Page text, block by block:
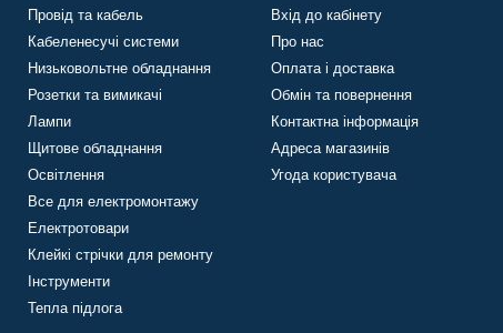
Провід та кабель
Кабеленесучі системи
Низьковольтне обладнання
Розетки та вимикачі
Лампи
Щитове обладнання
Освітлення
Все для електромонтажу
Електротовари
Клейкі стрічки для ремонту
Інструменти
Тепла підлога
Вхід до кабінету
Про нас
Оплата і доставка
Обмін та повернення
Контактна інформація
Адреса магазинів
Угода користувача